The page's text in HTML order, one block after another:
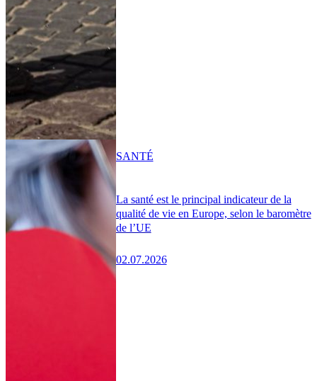
La santé est le principal indicateur de la
qualité de vie en Europe, selon le baromètre
de l’UE
02.07.2026
SANTÉ